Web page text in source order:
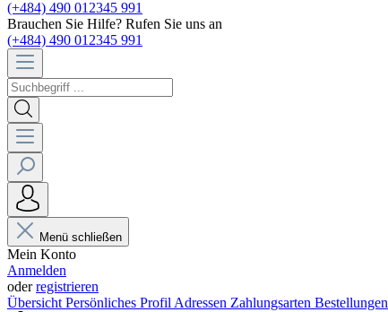
(+484) 490 012345 991
Brauchen Sie Hilfe? Rufen Sie uns an
(+484) 490 012345 991
Menü schließen
Mein Konto
Anmelden
oderregistrieren
Übersicht Persönliches Profil Adressen Zahlungsarten Bestellungen